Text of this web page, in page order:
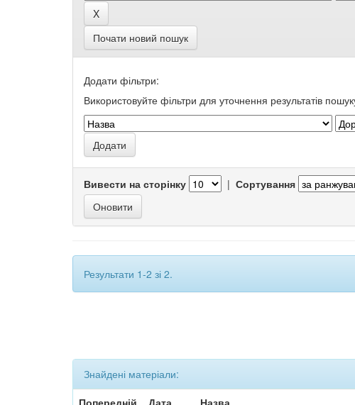
Почати новий пошук
Додати фільтри:
Використовуйте фільтри для уточнення результатів
Вивести на сторінку | Сортування
Результати 1-2 зі 2.
Знайдені матеріали:
Попередній
Дата
Назва